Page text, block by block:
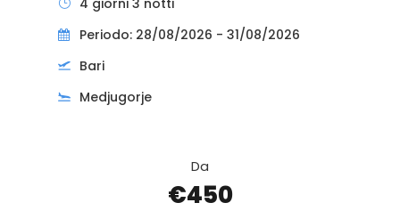
Periodo: 28/08/2026 - 31/08/2026
Bari
Medjugorje
Da
€450